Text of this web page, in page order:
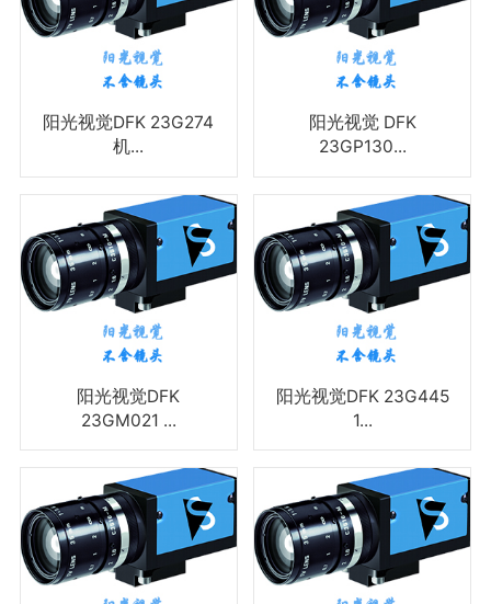
阳光视觉DFK 23G274
机...
阳光视觉 DFK
23GP130...
阳光视觉DFK
23GM021 ...
阳光视觉DFK 23G445
1...